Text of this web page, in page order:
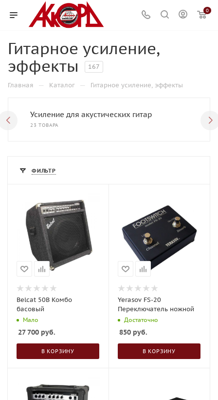
0
Гитарное усиление,
эффекты
167
Главная — Каталог — Гитарное усиление, эффекты
Усиление для акустических гитар
23 ТОВАРА
ФИЛЬТР
Belcat 50B Комбо
басовый
Мало
27 700 руб.
В КОРЗИНУ
Yerasov FS-20
Переключатель ножной
Достаточно
850 руб.
В КОРЗИНУ